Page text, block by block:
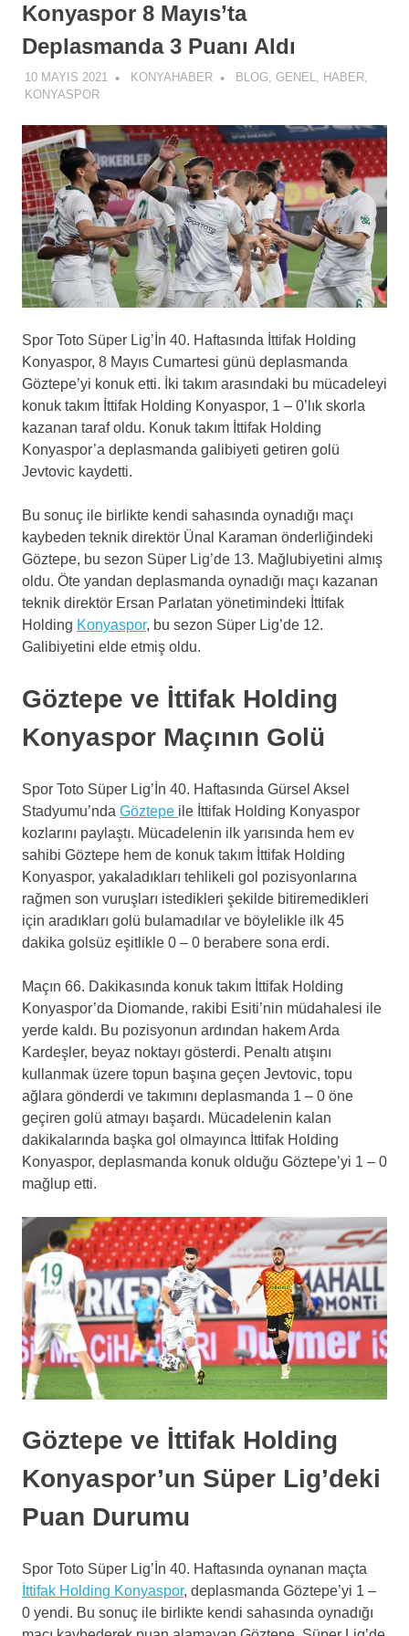
Konyaspor 8 Mayıs’ta
Deplasmanda 3 Puanı Aldı
10 MAYIS 2021 KONYAHABER BLOG, GENEL, HABER,
KONYASPOR
Spor Toto Süper Lig’İn 40. Haftasında İttifak Holding
Konyaspor, 8 Mayıs Cumartesi günü deplasmanda
Göztepe’yi konuk etti. İki takım arasındaki bu mücadeleyi
konuk takım İttifak Holding Konyaspor, 1 – 0’lık skorla
kazanan taraf oldu. Konuk takım İttifak Holding
Konyaspor’a deplasmanda galibiyeti getiren golü
Jevtovic kaydetti.
Bu sonuç ile birlikte kendi sahasında oynadığı maçı
kaybeden teknik direktör Ünal Karaman önderliğindeki
Göztepe, bu sezon Süper Lig’de 13. Mağlubiyetini almış
oldu. Öte yandan deplasmanda oynadığı maçı kazanan
teknik direktör Ersan Parlatan yönetimindeki İttifak
Holding Konyaspor, bu sezon Süper Lig’de 12.
Galibiyetini elde etmiş oldu.
Göztepe ve İttifak Holding
Konyaspor Maçının Golü
Spor Toto Süper Lig’İn 40. Haftasında Gürsel Aksel
Stadyumu’nda Göztepe ile İttifak Holding Konyaspor
kozlarını paylaştı. Mücadelenin ilk yarısında hem ev
sahibi Göztepe hem de konuk takım İttifak Holding
Konyaspor, yakaladıkları tehlikeli gol pozisyonlarına
rağmen son vuruşları istedikleri şekilde bitiremedikleri
için aradıkları golü bulamadılar ve böylelikle ilk 45
dakika golsüz eşitlikle 0 – 0 berabere sona erdi.
Maçın 66. Dakikasında konuk takım İttifak Holding
Konyaspor’da Diomande, rakibi Esiti’nin müdahalesi ile
yerde kaldı. Bu pozisyonun ardından hakem Arda
Kardeşler, beyaz noktayı gösterdi. Penaltı atışını
kullanmak üzere topun başına geçen Jevtovic, topu
ağlara gönderdi ve takımını deplasmanda 1 – 0 öne
geçiren golü atmayı başardı. Mücadelenin kalan
dakikalarında başka gol olmayınca İttifak Holding
Konyaspor, deplasmanda konuk olduğu Göztepe’yi 1 – 0
mağlup etti.
Göztepe ve İttifak Holding
Konyaspor’un Süper Lig’deki
Puan Durumu
Spor Toto Süper Lig’İn 40. Haftasında oynanan maçta
İttifak Holding Konyaspor, deplasmanda Göztepe’yi 1 –
0 yendi. Bu sonuç ile birlikte kendi sahasında oynadığı